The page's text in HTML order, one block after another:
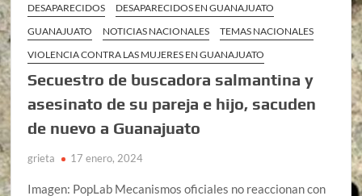
DESAPARECIDOS
DESAPARECIDOS EN GUANAJUATO
GUANAJUATO
NOTICIAS NACIONALES
TEMAS NACIONALES
VIOLENCIA CONTRA LAS MUJERES EN GUANAJUATO
Secuestro de buscadora salmantina y
asesinato de su pareja e hijo, sacuden
de nuevo a Guanajuato
grieta 17 enero, 2024
Imagen: PopLab Mecanismos oficiales no reaccionan con